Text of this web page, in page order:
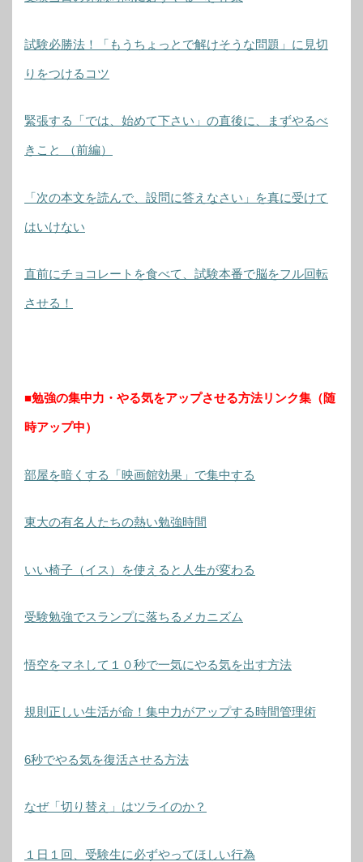
試験必勝法！「もうちょっとで解けそうな問題」に見切
りをつけるコツ
緊張する「では、始めて下さい」の直後に、まずやるべ
きこと （前編）
「次の本文を読んで、設問に答えなさい」を真に受けて
はいけない
直前にチョコレートを食べて、試験本番で脳をフル回転
させる！
■勉強の集中力・やる気をアップさせる方法リンク集（随
時アップ中）
部屋を暗くする「映画館効果」で集中する
東大の有名人たちの熱い勉強時間
いい椅子（イス）を使えると人生が変わる
受験勉強でスランプに落ちるメカニズム
悟空をマネして１０秒で一気にやる気を出す方法
規則正しい生活が命！集中力がアップする時間管理術
6秒でやる気を復活させる方法
なぜ「切り替え」はツライのか？
１日１回、受験生に必ずやってほしい行為